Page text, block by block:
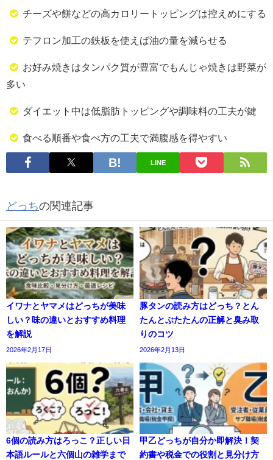
チーズや餅などの高カロリートッピングは控えめにする
テフロン加工の鉄板を使えば油の量を減らせる
お好み焼きはタンパク質が豊富でもんじゃ焼きは野菜が
多い
ダイエット中は低脂肪トッピングや調味料の工夫が鍵
食べる順番や食べ方の工夫で満腹感を得やすい
LINE
どっちの関連記事
イワナとヤマメはどっちが美味
しい？味の違いとおすすめ料理
を解説
2026年2月17日
豚タンの読み方はどっち？とん
たんとぶたたんの正解と臭み取
りのコツ
2026年2月13日
6個の読み方はろっこ？正しい日
本語ルールと六個山の雑学まで
甲乙どっちが自分か即解決！契
約書や税金での役割と見分け方